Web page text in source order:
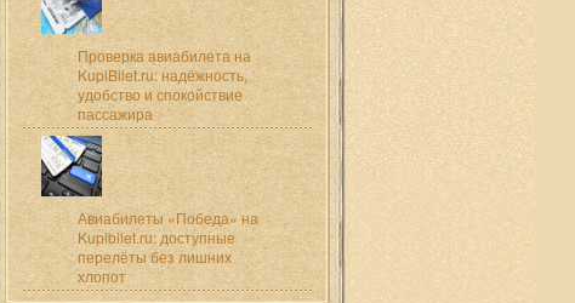
Проверка авиабилета на
KupiBilet.ru: надёжность,
удобство и спокойствие
пассажира
Авиабилеты «Победа» на
Kupibilet.ru: доступные
перелёты без лишних
хлопот